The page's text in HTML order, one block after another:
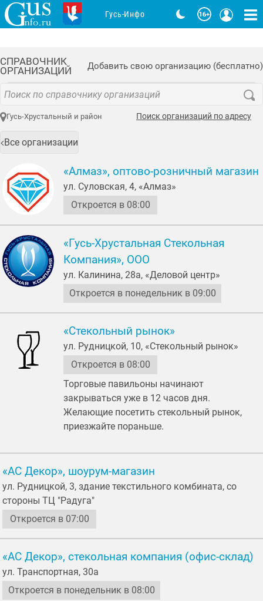
СПРАВОЧНИК
ОРГАНИЗАЦИЙ
Добавить свою организацию (бесплатно)
Гусь-Хрустальный и район Поиск организаций по адресу
Все организации
«Алмаз», оптово-розничный магазин
ул. Суловская, 4, «Алмаз»
Откроется в 08:00
«Гусь-Хрустальная Стекольная
Компания», ООО
ул. Калинина, 28а, «Деловой центр»
Откроется в понедельник в 09:00
«Стекольный рынок»
ул. Рудницкой, 10, «Стекольный рынок»
Откроется в 08:00
Торговые павильоны начинают
закрываться уже в 12 часов дня.
Желающие посетить стекольный рынок,
приезжайте пораньше.
«АС Декор», шоурум-магазин
ул. Рудницкой, 3, здание текстильного комбината, со
стороны ТЦ "Радуга"
Откроется в 07:00
«АС Декор», стекольная компания (офис-склад)
ул. Транспортная, 30а
Откроется в понедельник в 08:00
Гусь-Инфо